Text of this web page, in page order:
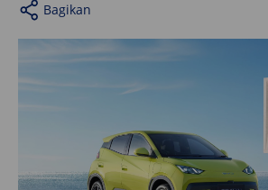
Bagikan